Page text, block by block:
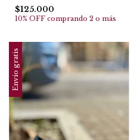
$125.000
10% OFF comprando 2 o más
Envío gratis